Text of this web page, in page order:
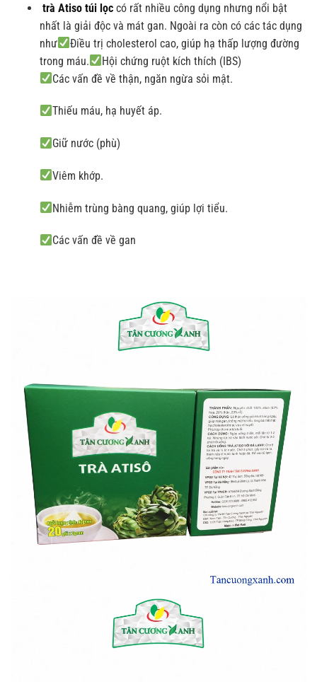
trà Atiso túi lọccó rất nhiều công dụng nhưng nổi bật
nhất là giải độc và mát gan. Ngoài ra còn có các tác dụng
như
Điều trị cholesterol cao, giúp hạ thấp lượng đường
trong máu.
Hội chứng ruột kích thích (IBS)
Các vấn đề về thận, ngăn ngừa sỏi mật.
Thiếu máu, hạ huyết áp.
Giữ nước (phù)
Viêm khớp.
Nhiễm trùng bàng quang, giúp lợi tiểu.
Các vấn đề về gan